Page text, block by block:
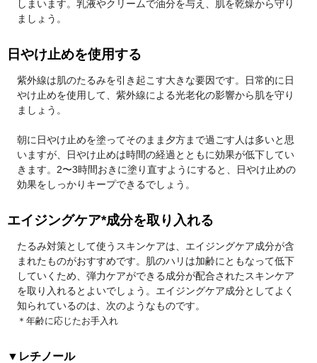
しまいます。乳液やクリームで油分を与え、肌を乾燥から守り
ましょう。
日やけ止めを使用する
紫外線は肌のたるみを引き起こす大きな要因です。日常的に日
やけ止めを使用して、紫外線による光老化の影響から肌を守り
ましょう。
朝に日やけ止めを塗ってそのまま夕方まで過ごす人は多いと思
いますが、日やけ止めは時間の経過とともに効果が低下してい
きます。2〜3時間おきに塗り直すようにすると、日やけ止めの
効果をしっかりキープできるでしょう。
エイジングケア*成分を取り入れる
たるみ対策として使うスキンケアは、エイジングケア成分が含
まれたものがおすすめです。肌のハリは加齢にともなって低下
していくため、弾力ケアができる成分が配合されたスキンケア
を取り入れるとよいでしょう。エイジングケア成分としてよく
知られているのは、次のようなものです。
＊年齢に応じたお手入れ
▼レチノール